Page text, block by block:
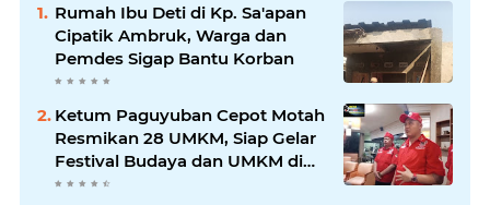
Rumah Ibu Deti di Kp. Sa'apan
Cipatik Ambruk, Warga dan
Pemdes Sigap Bantu Korban
Ketum Paguyuban Cepot Motah
Resmikan 28 UMKM, Siap Gelar
Festival Budaya dan UMKM di
Jalan Braga